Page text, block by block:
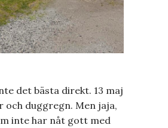
det bästa direkt. 13 maj
och duggregn. Men jaja,
inte har nåt gott med